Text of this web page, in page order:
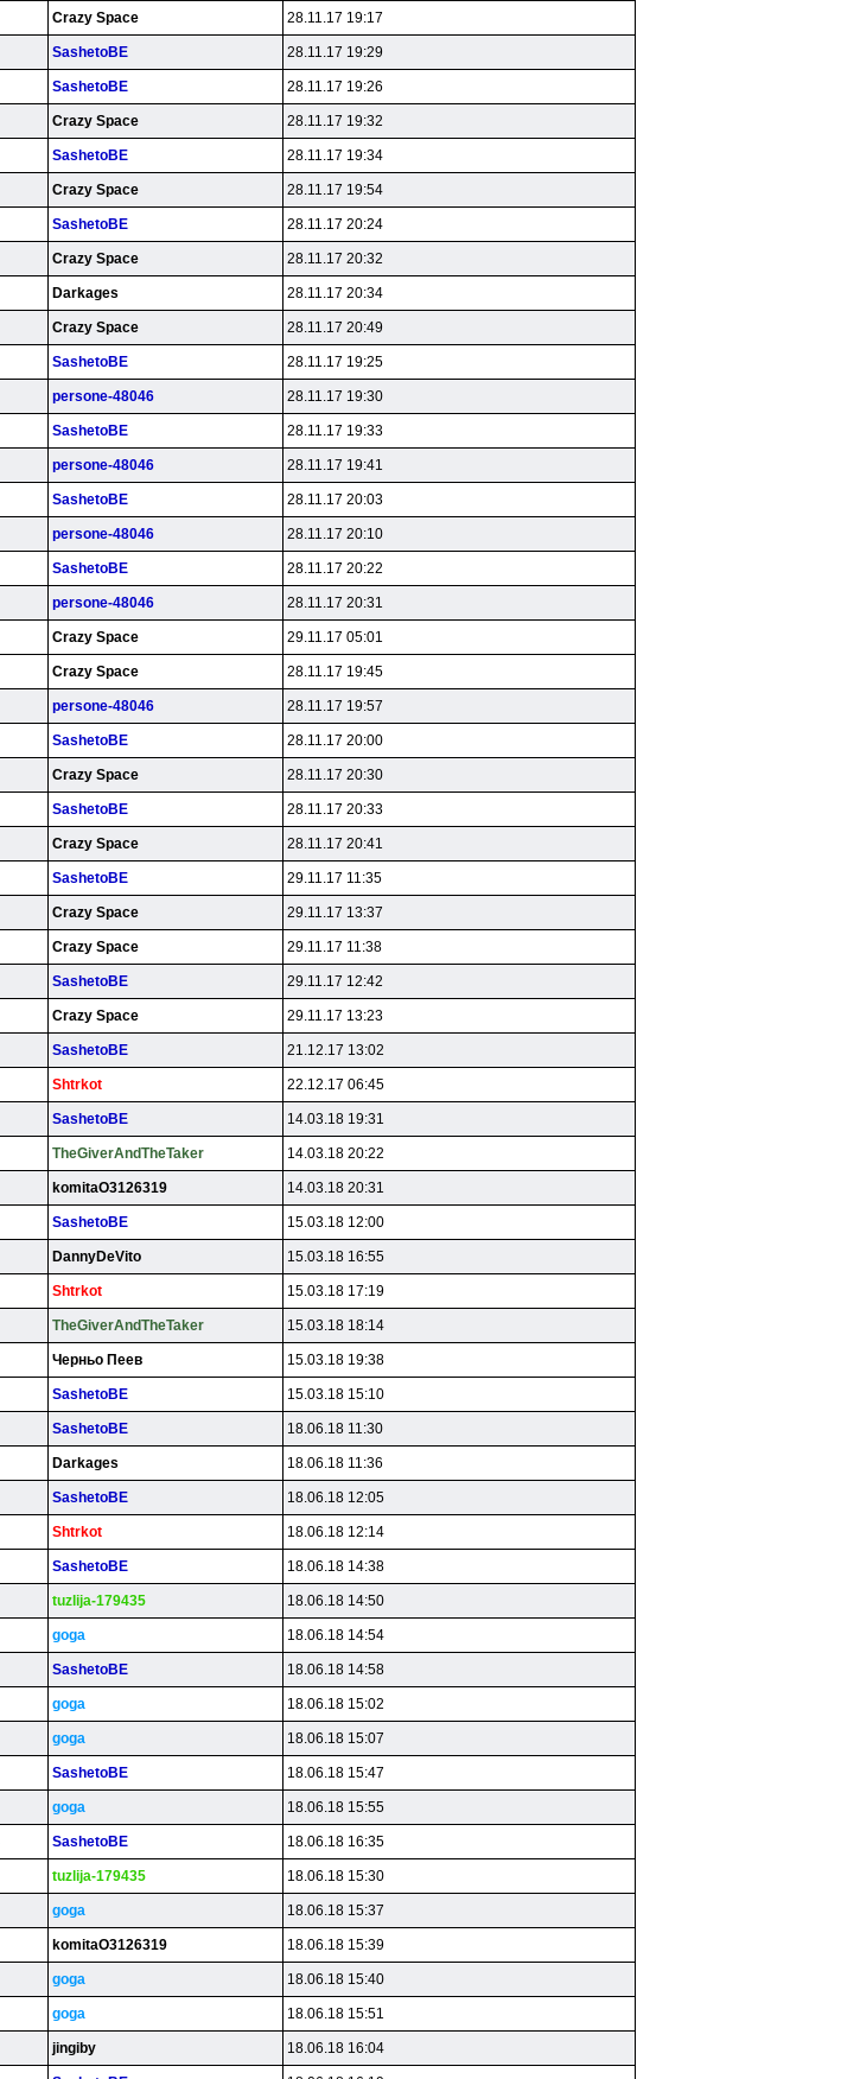
Crazy Space 28.11.17 19:17
SashetoBE 28.11.17 19:29
SashetoBE 28.11.17 19:26
Crazy Space 28.11.17 19:32
SashetoBE 28.11.17 19:34
Crazy Space 28.11.17 19:54
SashetoBE 28.11.17 20:24
Crazy Space 28.11.17 20:32
Darkages 28.11.17 20:34
Crazy Space 28.11.17 20:49
SashetoBE 28.11.17 19:25
persone-48046 28.11.17 19:30
SashetoBE 28.11.17 19:33
persone-48046 28.11.17 19:41
SashetoBE 28.11.17 20:03
persone-48046 28.11.17 20:10
SashetoBE 28.11.17 20:22
persone-48046 28.11.17 20:31
Crazy Space 29.11.17 05:01
Crazy Space 28.11.17 19:45
persone-48046 28.11.17 19:57
SashetoBE 28.11.17 20:00
Crazy Space 28.11.17 20:30
SashetoBE 28.11.17 20:33
Crazy Space 28.11.17 20:41
SashetoBE 29.11.17 11:35
Crazy Space 29.11.17 13:37
Crazy Space 29.11.17 11:38
SashetoBE 29.11.17 12:42
Crazy Space 29.11.17 13:23
SashetoBE 21.12.17 13:02
Shtrkot 22.12.17 06:45
SashetoBE 14.03.18 19:31
TheGiverAndTheTaker 14.03.18 20:22
komitaO3126319 14.03.18 20:31
SashetoBE 15.03.18 12:00
DannyDeVito 15.03.18 16:55
Shtrkot 15.03.18 17:19
TheGiverAndTheTaker 15.03.18 18:14
Чepньo Пeeв 15.03.18 19:38
SashetoBE 15.03.18 15:10
SashetoBE 18.06.18 11:30
Darkages 18.06.18 11:36
SashetoBE 18.06.18 12:05
Shtrkot 18.06.18 12:14
SashetoBE 18.06.18 14:38
tuzlija-179435 18.06.18 14:50
goga 18.06.18 14:54
SashetoBE 18.06.18 14:58
goga 18.06.18 15:02
goga 18.06.18 15:07
SashetoBE 18.06.18 15:47
goga 18.06.18 15:55
SashetoBE 18.06.18 16:35
tuzlija-179435 18.06.18 15:30
goga 18.06.18 15:37
komitaO3126319 18.06.18 15:39
goga 18.06.18 15:40
goga 18.06.18 15:51
jingiby 18.06.18 16:04